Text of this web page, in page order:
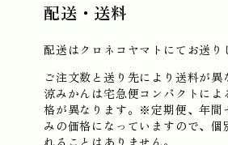
配送・送料
配送はクロネコヤマトにてお送り
ご注文数と送り先により送料が
涼みかんは宅急便コンパクトによ
格が異なります。※定期便、年間
みの価格になっていますので、個